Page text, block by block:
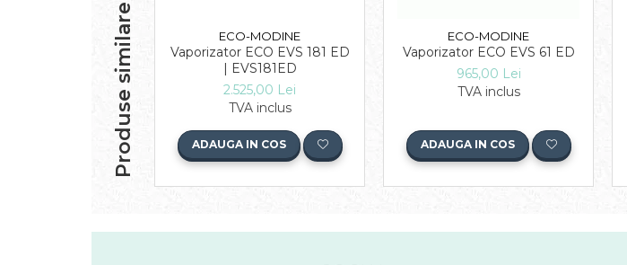
Produse similare ECO-MODINE
Vaporizator ECO EVS 181 ED
| EVS181ED
2.525,00 Lei
TVA inclus
ADAUGA IN COS
ECO-MODINE
Vaporizator ECO EVS 61 ED
965,00 Lei
TVA inclus
ADAUGA IN COS